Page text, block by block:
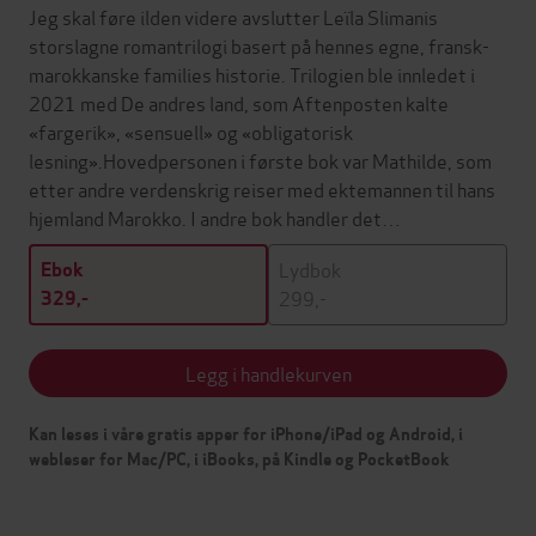
Jeg skal føre ilden videre avslutter Leïla Slimanis
storslagne romantrilogi basert på hennes egne, fransk-
marokkanske families historie. Trilogien ble innledet i
2021 med De andres land, som Aftenposten kalte
«fargerik», «sensuell» og «obligatorisk
lesning».Hovedpersonen i første bok var Mathilde, som
etter andre verdenskrig reiser med ektemannen til hans
hjemland Marokko. I andre bok handler det…
Ebok
329,-
Lydbok
299,-
Legg i handlekurven
Kan leses i våre gratis apper for iPhone/iPad og Android, i
webleser for Mac/PC, i iBooks, på Kindle og PocketBook